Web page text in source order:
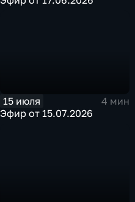
15 июля
4 мин
Эфир от 15.07.2026